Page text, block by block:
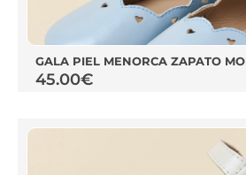
GALA PIEL MENORCA ZAPATO
45.00€